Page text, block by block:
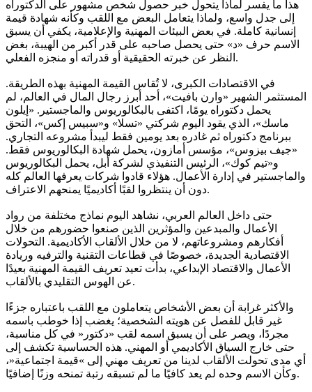
هذا ما يفسر لماذا يتحول خبر حصول شخص مشهور على الدكتوراه
إلى جدل واسع، ولماذا يتعامل البعض مع اللقب وكأنه شهادة قيمة
إنسانية كاملة. في بعض البيئات المهنية والإعلامية، يكفي أن يسبق
الاسم حرف «د» حتى يحصل صاحبه على قدر أكبر من الهيبة، بغض
النظر عن خبرته الحقيقية أو قدراته أو منجزه الفعلي.
في الاقتصادات الكبرى، لا تُقاس القيمة المهنية بهذه الطريقة.
المستثمر الشهير «وارن بافيت»، أحد أبرز رجال المال في العالم، لم
يحمل دكتوراه يومًا، اكتفى بالبكالوريوس والماجستير. «إيلون
ماسك»، الذي يقود اليوم شركتي «تسلا» و«سبيس إكس»، التحق
ببرنامج دكتوراه ثم غادره بعد يومين فقط ليبدأ مشروعه التجاري.
«جيف بيزوس»، مؤسس أمازون، يحمل شهادة البكالوريوس فقط.
و«تيم كوك»، الرئيس التنفيذي لشركة أبل، يحمل البكالوريوس
والماجستير في إدارة الأعمال. هؤلاء قادوا شركات يعرفها العالم كله
دون أن ينتظروا لقبًا أكاديميًا يمنحهم الاعتراف.
حتى داخل العالم العربي، نشاهد اليوم نماذج مختلفة من رواد
الأعمال والمبدعين والمؤثرين الذين صنعوا حضورهم من خلال
أفكارهم ومشروعاتهم، لا من خلال الألقاب الأكاديمية. التحولات
الاقتصادية الجديدة، خصوصًا في قطاعات التقنية والترفيه وريادة
الأعمال والاقتصاد الإبداعي، بدأت تعيد تعريف القيمة المهنية بعيدًا
عن الهوس التقليدي بالألقاب.
والأكثر غرابة أن بعض الأشخاص يتعاملون مع اللقب باعتباره جزءًا
غير قابل للفصل عن هويته الشخصية؛ يغضب إذا خوطب باسمه
مجردًا، ويصر على أن يسبق اسمه لقب «دكتور« في كل مناسبة،
حتى خارج السياق الأكاديمي أو المهني. هذه الحساسية تكشف إلى
أي مدى تحولت الألقاب لدينا من تعريف مهني إلى »قيمة اجتماعية«،
وكأن الاسم وحده لم يعد كافيًا ما لم تسبقه رتبة تمنحه وزنًا إضافيًا.